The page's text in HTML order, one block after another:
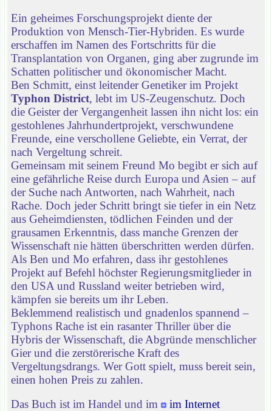
Ein geheimes Forschungsprojekt diente der
Produktion von Mensch-Tier-Hybriden. Es wurde
erschaffen im Namen des Fortschritts für die
Transplantation von Organen, ging aber zugrunde im
Schatten politischer und ökonomischer Macht.
Ben Schmitt, einst leitender Genetiker im Projekt
Typhon District, lebt im US-Zeugenschutz. Doch
die Geister der Vergangenheit lassen ihn nicht los: ein
gestohlenes Jahrhundertprojekt, verschwundene
Freunde, eine verschollene Geliebte, ein Verrat, der
nach Vergeltung schreit.
Gemeinsam mit seinem Freund Mo begibt er sich auf
eine gefährliche Reise durch Europa und Asien – auf
der Suche nach Antworten, nach Wahrheit, nach
Rache. Doch jeder Schritt bringt sie tiefer in ein Netz
aus Geheimdiensten, tödlichen Feinden und der
grausamen Erkenntnis, dass manche Grenzen der
Wissenschaft nie hätten überschritten werden dürfen.
Als Ben und Mo erfahren, dass ihr gestohlenes
Projekt auf Befehl höchster Regierungsmitglieder in
den USA und Russland weiter betrieben wird,
kämpfen sie bereits um ihr Leben.
Beklemmend realistisch und gnadenlos spannend –
Typhons Rache ist ein rasanter Thriller über die
Hybris der Wissenschaft, die Abgründe menschlicher
Gier und die zerstörerische Kraft des
Vergeltungsdrangs. Wer Gott spielt, muss bereit sein,
einen hohen Preis zu zahlen.
Das Buch ist im Handel und im
im Internet